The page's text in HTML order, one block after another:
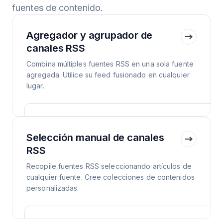
fuentes de contenido.
Agregador y agrupador de
canales RSS
Combina múltiples fuentes RSS en una sola fuente
agregada. Utilice su feed fusionado en cualquier
lugar.
Selección manual de canales
RSS
Recopile fuentes RSS seleccionando artículos de
cualquier fuente. Cree colecciones de contenidos
personalizadas.